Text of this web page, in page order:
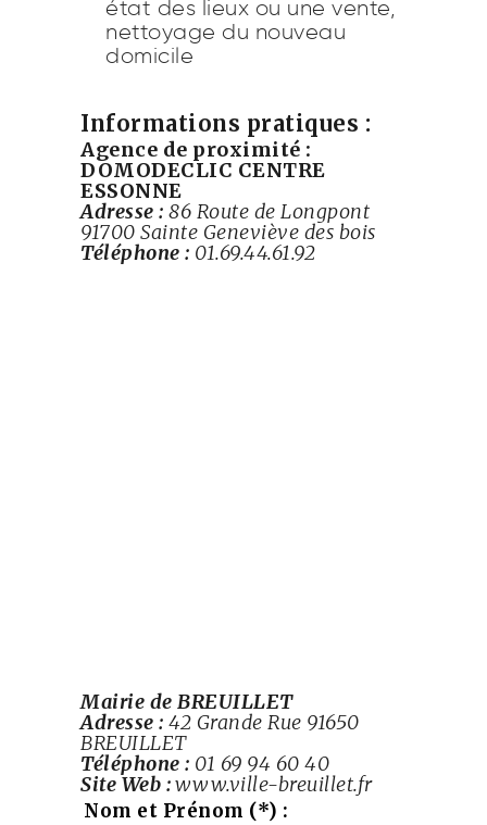
état des lieux ou une vente,
nettoyage du nouveau
domicile
Informations pratiques :
Agence de proximité :
DOMODECLIC CENTRE
ESSONNE
Adresse : 86 Route de Longpont
91700 Sainte Geneviève des bois
Téléphone : 01.69.44.61.92
Mairie de BREUILLET
Adresse : 42 Grande Rue 91650
BREUILLET
Téléphone : 01 69 94 60 40
Site Web :www.ville-breuillet.fr
Leave
Nom et Prénom (*) :